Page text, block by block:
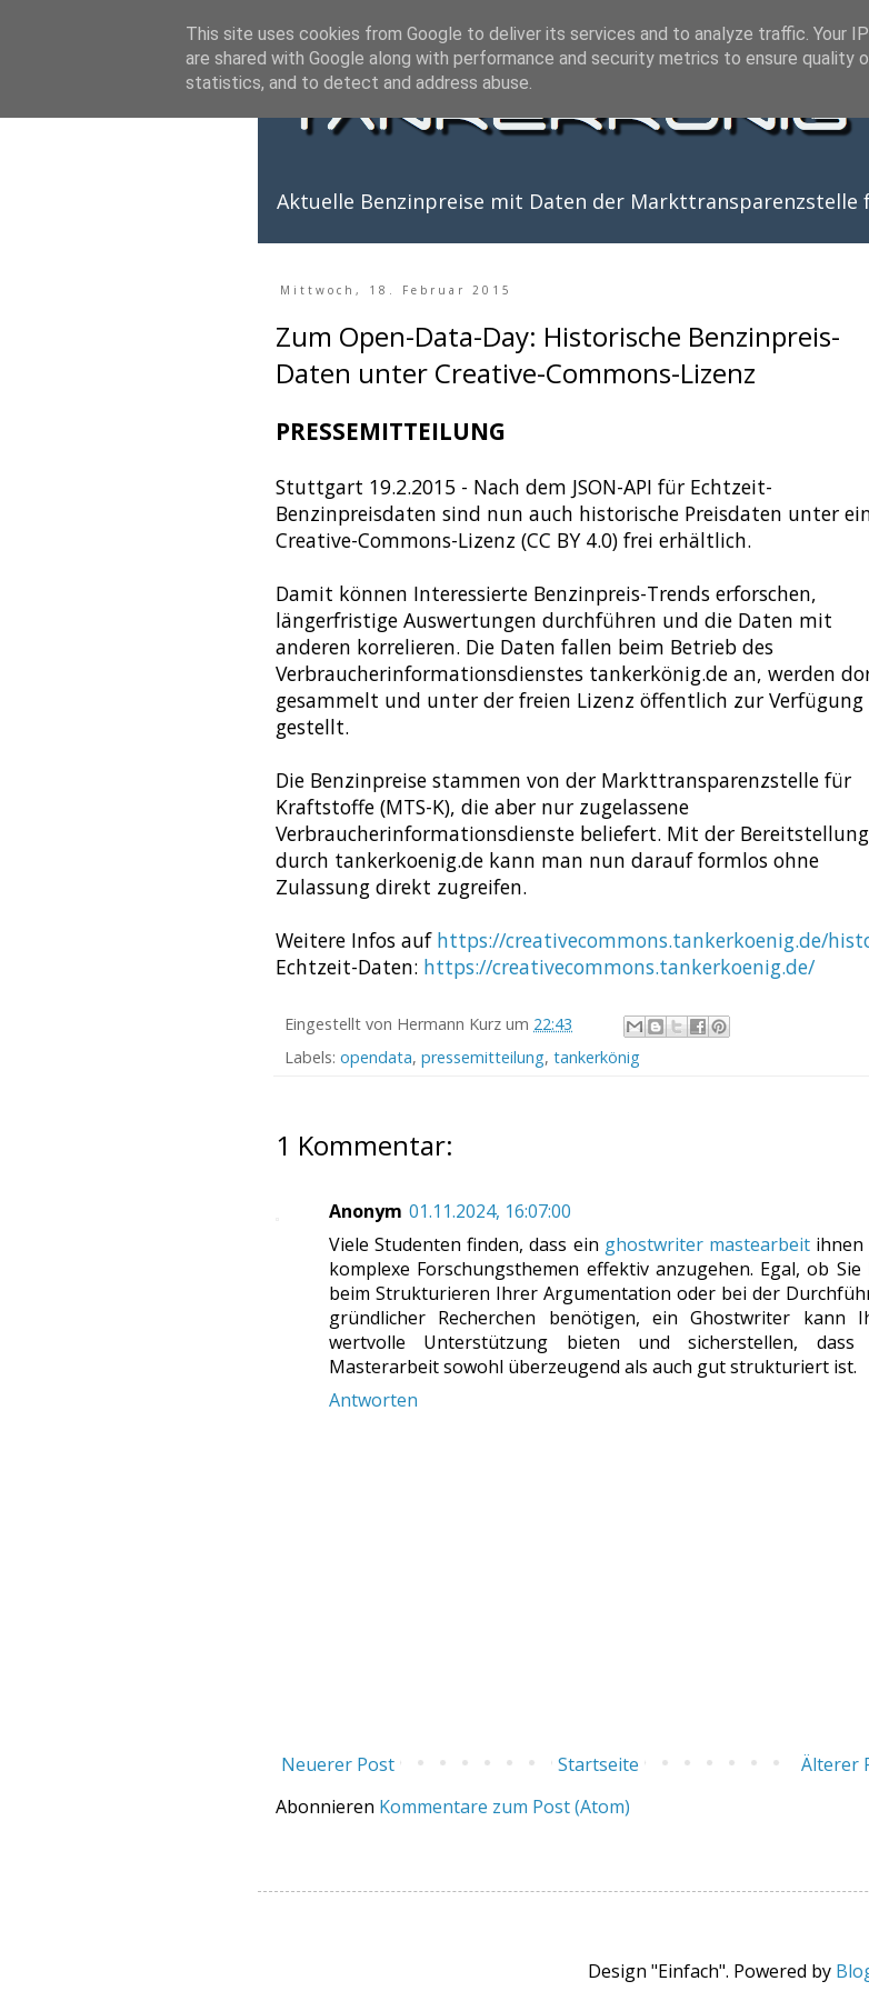
Aktuelle Benzinpreise mit Daten der Markttransparenzstelle
Mittwoch, 18. Februar 2015
Zum Open-Data-Day: Historische Benzinpreis-
Daten unter Creative-Commons-Lizenz
PRESSEMITTEILUNG
Stuttgart 19.2.2015 - Nach dem JSON-API für Echtzeit-
Benzinpreisdaten sind nun auch historische Preisdaten unter
Creative-Commons-Lizenz (CC BY 4.0) frei erhältlich.
Damit können Interessierte Benzinpreis-Trends erforschen,
längerfristige Auswertungen durchführen und die Daten mit
anderen korrelieren. Die Daten fallen beim Betrieb des
Verbraucherinformationsdienstes tankerkönig.de an, werden
gesammelt und unter der freien Lizenz öffentlich zur Verfügung
gestellt.
Die Benzinpreise stammen von der Markttransparenzstelle für
Kraftstoffe (MTS-K), die aber nur zugelassene
Verbraucherinformationsdienste beliefert. Mit der Bereitstellung
durch tankerkoenig.de kann man nun darauf formlos ohne
Zulassung direkt zugreifen.
Weitere Infos auf https://creativecommons.tankerkoenig.de/
Echtzeit-Daten: https://creativecommons.tankerkoenig.de/
Eingestellt von Hermann Kurz um 22:43
Labels: opendata, pressemitteilung, tankerkönig
1 Kommentar:
Anonym 01.11.2024, 16:07:00
Viele Studenten finden, dass ein ghostwriter mastearbeitihnen
komplexe Forschungsthemen effektiv anzugehen. Egal, ob Sie
beim Strukturieren Ihrer Argumentation oder bei der
gründlicher Recherchen benötigen, ein Ghostwriter kann
wertvolle Unterstützung bieten und sicherstellen, dass
Masterarbeit sowohl überzeugend als auch gut strukturiert ist.
Antworten
Neuerer Post Älterer
Startseite
Abonnieren Kommentare zum Post (Atom)
Design "Einfach". Powered by
This site uses cookies from Google to deliver its services and to analyze traffic. Your
are shared with Google along with performance and security metrics to ensure quality
statistics, and to detect and address abuse.